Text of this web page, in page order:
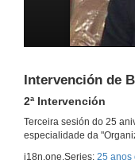
Intervención de
2ª Intervención
Terceira sesión do 25
especialidade da
i18n.one.Series: 25 anos